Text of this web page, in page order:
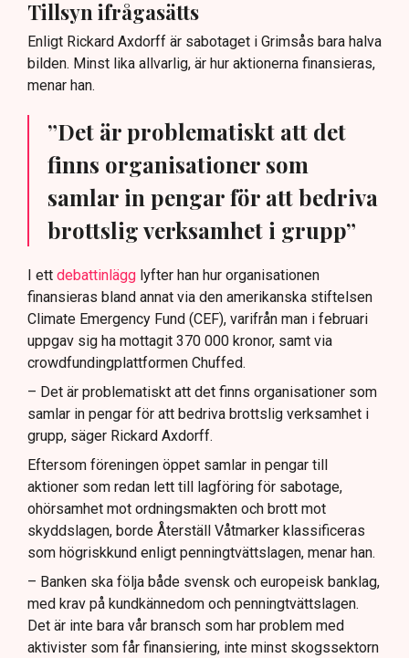
Tillsyn ifrågasätts
Enligt Rickard Axdorff är sabotaget i Grimsås bara halva
bilden. Minst lika allvarlig, är hur aktionerna finansieras,
menar han.
”Det är problematiskt att det
finns organisationer som
samlar in pengar för att bedriva
brottslig verksamhet i grupp”
I ett debattinlägg lyfter han hur organisationen
finansieras bland annat via den amerikanska stiftelsen
Climate Emergency Fund (CEF), varifrån man i februari
uppgav sig ha mottagit 370 000 kronor, samt via
crowdfundingplattformen Chuffed.
– Det är problematiskt att det finns organisationer som
samlar in pengar för att bedriva brottslig verksamhet i
grupp, säger Rickard Axdorff.
Eftersom föreningen öppet samlar in pengar till
aktioner som redan lett till lagföring för sabotage,
ohörsamhet mot ordningsmakten och brott mot
skyddslagen, borde Återställ Våtmarker klassificeras
som högriskkund enligt penningtvättslagen, menar han.
– Banken ska följa både svensk och europeisk banklag,
med krav på kundkännedom och penningtvättslagen.
Det är inte bara vår bransch som har problem med
aktivister som får finansiering, inte minst skogssektorn